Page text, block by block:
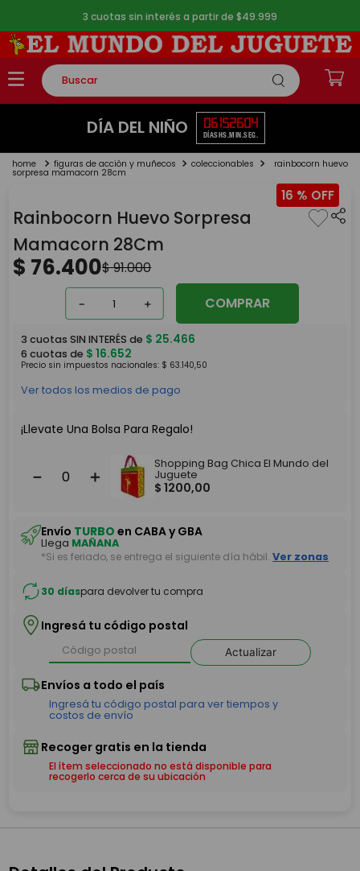
3 cuotas sin interés a partir de $49.999
Buscar
TÉRMINOS MÁS BUSCADOS
2.
lego
4.
monopatin
5. toy story
DÍA DEL NIÑO 06
DÍAS
15
HS.
26
MIN.
04
SEG.
figuras de acción y muñecos coleccionables rainbocorn huevo
sorpresa mamacorn 28cm
16 %
Rainbocorn Huevo Sorpresa
Mamacorn 28Cm
$ 76.400$91.000
＋
－ COMPRAR
3 cuotas SIN INTERÉS de $ 25.466
6 cuotas de $ 16.652
Precio sin impuestos nacionales: $ 63.140,50
Ver todos los medios de pago
¡Llevate Una Bolsa Para Regalo!
＋
－
Shopping Bag Chica El Mundo del
Juguete
$ 1200,00
Envío TURBO en CABA y GBA
Llega MAÑANA
*Si es feriado, se entrega el siguiente día hábil. Ver zonas
30 díaspara devolver tu compra
Ingresá tu código postal
Actualizar
El ítem seleccionado no está disponible para
recogerlo cerca de su ubicación